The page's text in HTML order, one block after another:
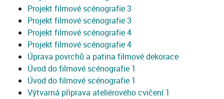
Projekt filmové scénografie 3
Projekt filmové scénografie 3
Projekt filmové scénografie 4
Projekt filmové scénografie 4
Úprava povrchů a patina filmové dekorace
Úvod do filmové scénografie 1
Úvod do filmové scénografie 1
Výtvarná připrava ateliérového cvičení 1